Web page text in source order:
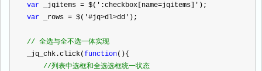
var _jqitems = $( ' :checkbox[name=jqitems] ' );
var _rows = $( '#jq>dl>dd ' );
// 全选与全不选一体实现
_jq_chk.click(function(){
//列表中选框和全选选框统一状态